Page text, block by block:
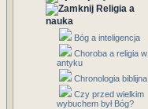
Religia a
nauka
Bóg a inteligencja
Choroba a religia w
antyku
Chronologia biblijna
Czy przed wielkim
wybuchem był Bóg?